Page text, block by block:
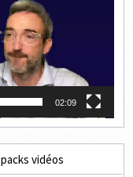
02:09
vidéos